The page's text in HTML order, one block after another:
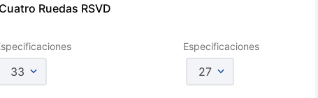
Ruedas RSVD
33
Especificaciones
27